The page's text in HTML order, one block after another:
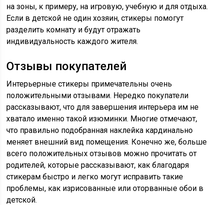
на зоны, к примеру, на игровую, учебную и для отдыха.
Если в детской не один хозяин, стикеры помогут
разделить комнату и будут отражать
индивидуальность каждого жителя.
Отзывы покупателей
Интерьерные стикеры примечательны очень
положительными отзывами. Нередко покупатели
рассказывают, что для завершения интерьера им не
хватало именно такой изюминки. Многие отмечают,
что правильно подобранная наклейка кардинально
меняет внешний вид помещения. Конечно же, больше
всего положительных отзывов можно прочитать от
родителей, которые рассказывают, как благодаря
стикерам быстро и легко могут исправить такие
проблемы, как изрисованные или оторванные обои в
детской.